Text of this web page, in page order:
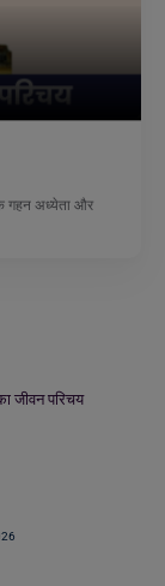
के गहन अध्येता और
जीवन परिचय